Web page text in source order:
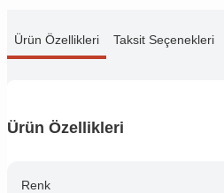
Ürün Özellikleri Taksit Seçenekleri
Ürün Özellikleri
Renk